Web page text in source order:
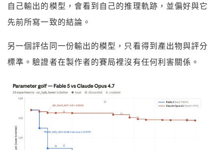
自己輸出的模型，會看到自己的推理軌跡，並偏好與它
先前所寫一致的結論。
另一個評估同一份輸出的模型，只看得到產出物與評分
標準。驗證者在製作者的賽局裡沒有任何利害關係。